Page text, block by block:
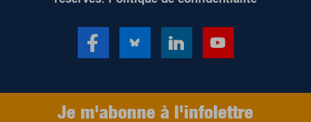
Je m'abonne à l'infolettre